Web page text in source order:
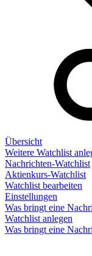
Übersicht
Weitere Watchlist
Nachrichten-Watchlist
Aktienkurs-Watchlist
Watchlist bearbeiten
Einstellungen
Was bringt eine
Watchlist anlegen
Was bringt eine